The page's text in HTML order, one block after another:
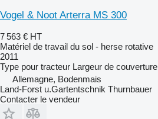
Vogel & Noot Arterra MS 300
7 563 € HT
Matériel de travail du sol - herse rotative
2011
Type pour tracteur Largeur de couverture
Allemagne, Bodenmais
Land-Forst u.Gartentschnik Thurnbauer
Contacter le vendeur